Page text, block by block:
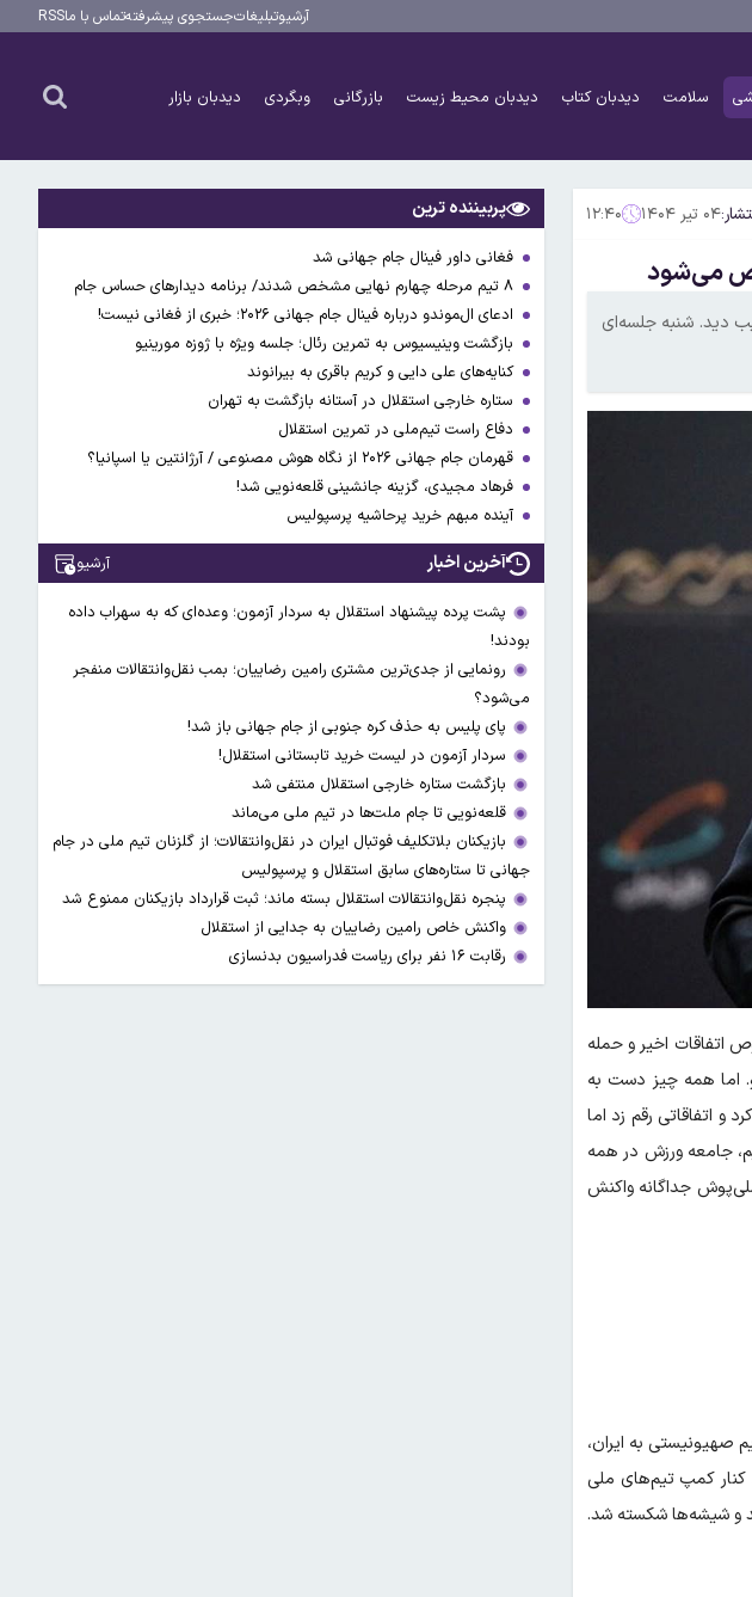
آرشیوتبلیغاتجستجوی پیشرفتهتماس با ماRSS
سلامت دیدبان کتاب دیدبان محیط زیست بازرگانی وبگردی دیدبان بازار
۰۴ تیر ۱۴۰۴ ۱۲:۴۰
می‌شود
رژیم صهیونیستی به ایران، فدراسیون فوتبال در ۲ نوبت آسیب دید. شنبه جلسه‌ای
اتفاقات اخیر و حمله
اما همه چیز دست به
اتفاقاتی رقم زد اما
جامعه ورزش در همه
جداگانه واکنش
صهیونیستی به ایران،
کنار کمپ تیم‌های ملی
و شیشه‌ها شکسته شد.
پربیننده ترین
فغانی داور فینال جام جهانی شد
ادعای ال‌‍موندو درباره فینال جام جهانی ۲۰۲۶؛ خبری از فغانی نیست!
بازگشت وینیسیوس به تمرین رئال؛ جلسه ویژه با ژوزه مورینیو
کنایه‌های علی دایی و کریم باقری به بیرانوند
ستاره خارجی استقلال در آستانه بازگشت به تهران
دفاع راست تیم‌ملی در تمرین استقلال
قهرمان جام جهانی ۲۰۲۶ از نگاه هوش مصنوعی / آرژانتین یا اسپانیا؟
فرهاد مجیدی، گزینه جانشینی قلعه‌نویی شد!
آینده مبهم خرید پرحاشیه پرسپولیس
آخرین اخبار آرشیو
پشت پرده پیشنهاد استقلال به سردار آزمون؛ وعده‌ای که به سهراب داده
بودند!
رونمایی از جدی‌ترین مشتری رامین رضاییان؛ بمب نقل‌وانتقالات منفجر
می‌شود؟
پای پلیس به حذف کره جنوبی از جام جهانی باز شد!
سردار آزمون در لیست خرید تابستانی استقلال!
بازگشت ستاره خارجی استقلال منتفی شد
قلعه‌نویی تا جام ملت‌ها در تیم ملی می‌ماند
بازیکنان بلاتکلیف فوتبال ایران در نقل‌وانتقالات؛ از گلزنان تیم ملی در جام
جهانی تا ستاره‌های سابق استقلال و پرسپولیس
پنجره نقل‌وانتقالات استقلال بسته ماند؛ ثبت قرارداد بازیکنان ممنوع شد
واکنش خاص رامین رضاییان به جدایی از استقلال
رقابت ۱۶ نفر برای ریاست فدراسیون بدنسازی